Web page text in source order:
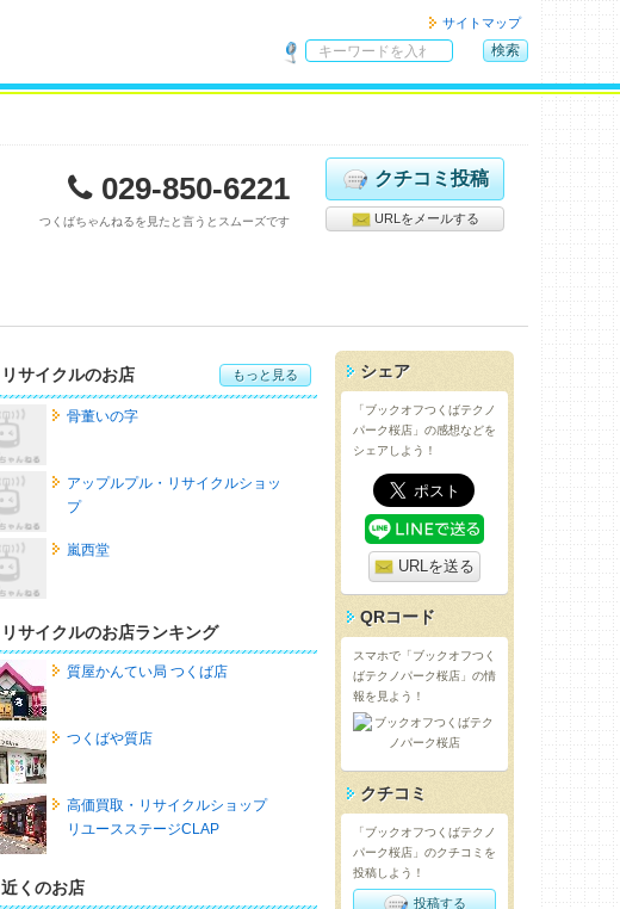
サイトマップ
内
索
検索
029-850-6221
つくばちゃんねるを見たと言うとスムーズです
クチコミ投稿
URLをメールする
リサイクルのお店 もっと見る
骨董いの字
アップルプル・リサイクルショッ
プ
嵐西堂
リサイクルのお店ランキング
質屋かんてい局 つくば店
つくばや質店
高価買取・リサイクルショップ
リユースステージCLAP
近くのお店
シェア
「ブックオフつくばテクノ
パーク桜店」の感想などを
シェアしよう！
URLを送る
QRコード
スマホで「ブックオフつく
ばテクノパーク桜店」の情
報を見よう！
クチコミ
「ブックオフつくばテクノ
パーク桜店」のクチコミを
投稿しよう！
投稿する